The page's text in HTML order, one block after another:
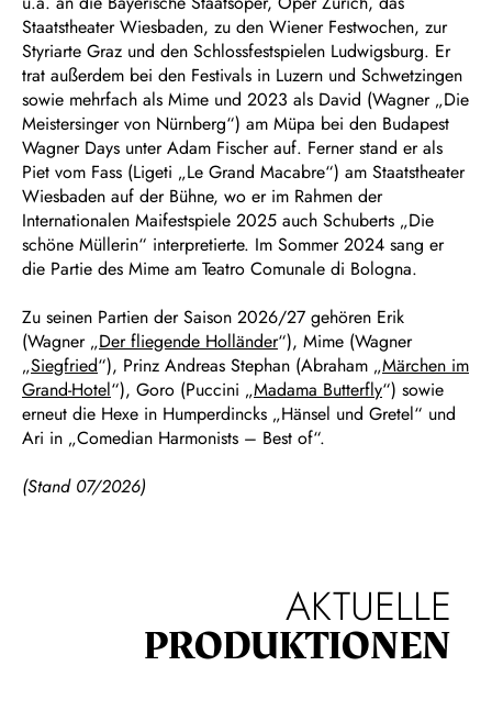
Staatstheater Wiesbaden, zu den Wiener Festwochen, zur
Styriarte Graz und den Schlossfestspielen Ludwigsburg. Er
trat außerdem bei den Festivals in Luzern und Schwetzingen
sowie mehrfach als Mime und 2023 als David (Wagner „Die
Meistersinger von Nürnberg“) am Müpa bei den Budapest
Wagner Days unter Adam Fischer auf. Ferner stand er als
Piet vom Fass (Ligeti „Le Grand Macabre“) am Staatstheater
Wiesbaden auf der Bühne, wo er im Rahmen der
Internationalen Maifestspiele 2025 auch Schuberts „Die
schöne Müllerin“ interpretierte. Im Sommer 2024 sang er
die Partie des Mime am Teatro Comunale di Bologna.
Zu seinen Partien der Saison 2026/27 gehören Erik
(Wagner „Der fliegende Holländer“), Mime (Wagner
„Siegfried“), Prinz Andreas Stephan (Abraham „Märchen im
Grand-Hotel“), Goro (Puccini „Madama Butterfly“) sowie
erneut die Hexe in Humperdincks „Hänsel und Gretel“ und
Ari in „Comedian Harmonists – Best of“.
(Stand 07/2026)
AKTUELLE
PRODUKTIONEN